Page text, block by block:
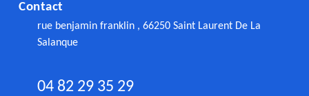
Contact
rue benjamin franklin , 66250 Saint Laurent De La
Salanque
04 82 29 35 29